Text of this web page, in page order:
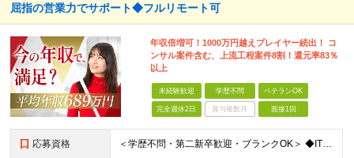
屈指の営業力でサポート◆フルリモート可
年収倍増可！1000万円越えプレイヤー続出！ コ
ンサル案件含む、上流工程案件8割！還元率83％
以上
未経験歓迎 学歴不問 ベテランOK
完全週休2日 賞与複数月 面接1回
応募資格 ＜学歴不問・第二新卒歓迎・ブランクOK＞ ◆IT業界での実務経験（2年以上） ※アプリ・インフラ等の領域は不問 【歓迎条件】 ◎コンサルティングファームでの実務経験 ◎SIにおける上流工程